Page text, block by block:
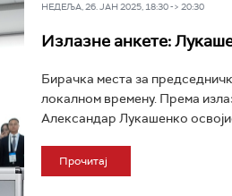
НЕДЕЉА, 26. ЈАН 2025, 18:30 -> 20:30
Излазне анкете:
Бирачка места за
локалном времену. Према
Александар Лукашенко
Прочитај